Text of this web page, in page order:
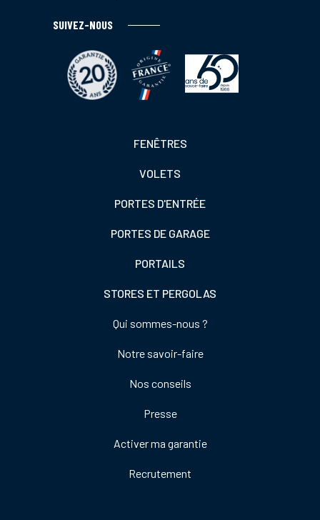
SUIVEZ-NOUS
FENÊTRES
VOLETS
PORTES D'ENTRÉE
PORTES DE GARAGE
PORTAILS
STORES ET PERGOLAS
Qui sommes-nous ?
Notre savoir-faire
Nos conseils
Presse
Activer ma garantie
Recrutement